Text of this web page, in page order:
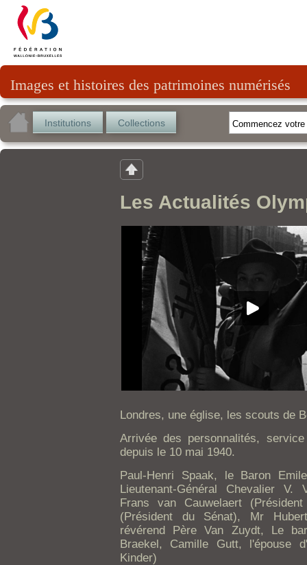
Images et histoires des patrimoines numérisés
Institutions Collections
Les Actualités
Londres, une église, les scouts de
Arrivée des personnalités,
depuis le 10 mai 1940.
Paul-Henri Spaak, le Baron
Lieutenant-Général Chevalier V.
Frans van Cauwelaert
(Président du Sénat), Mr
révérend Père Van Zuydt, Le
Braekel, Camille Gutt, l'épouse
Kinder)